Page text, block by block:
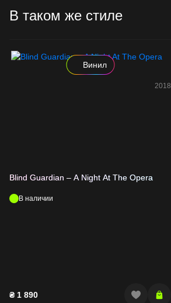
В таком же стиле
Винил
2018
Blind Guardian – A Night At The Opera
В наличии
₴ 1 890